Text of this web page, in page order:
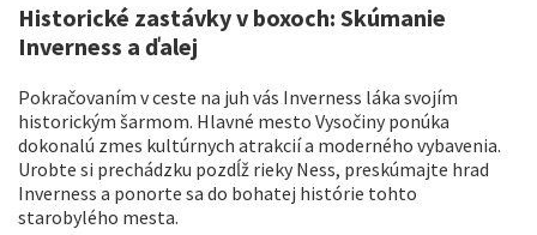
Historické zastávky v boxoch: Skúmanie
Inverness a ďalej
Pokračovaním v ceste na juh vás Inverness láka svojím
historickým šarmom. Hlavné mesto Vysočiny ponúka
dokonalú zmes kultúrnych atrakcií a moderného vybavenia.
Urobte si prechádzku pozdĺž rieky Ness, preskúmajte hrad
Inverness a ponorte sa do bohatej histórie tohto
starobylého mesta.